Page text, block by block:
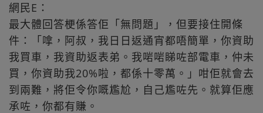
網民E：
最大體回答梗係答佢「無問題」，但要接住開條
件：「嗱，阿叔，我日日返通宵都唔簡單，你資助
我買車，我資助返表弟。我啱啱睇咗部電車，仲未
買，你資助我20%啦，都係十零萬。」咁佢就會去
到兩難，將佢令你嘅尷尬，自己尷咗先。就算佢應
承咗，你都有賺。